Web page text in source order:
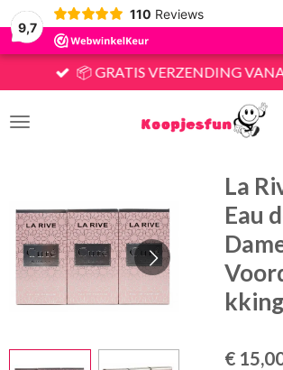
9,7
110 Reviews
📦 GRATIS VERZENDING
La
Eau
€